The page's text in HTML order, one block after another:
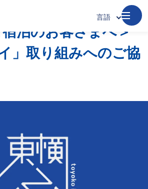
言語
泊のお客さまへ＞
」取り組みへのご協